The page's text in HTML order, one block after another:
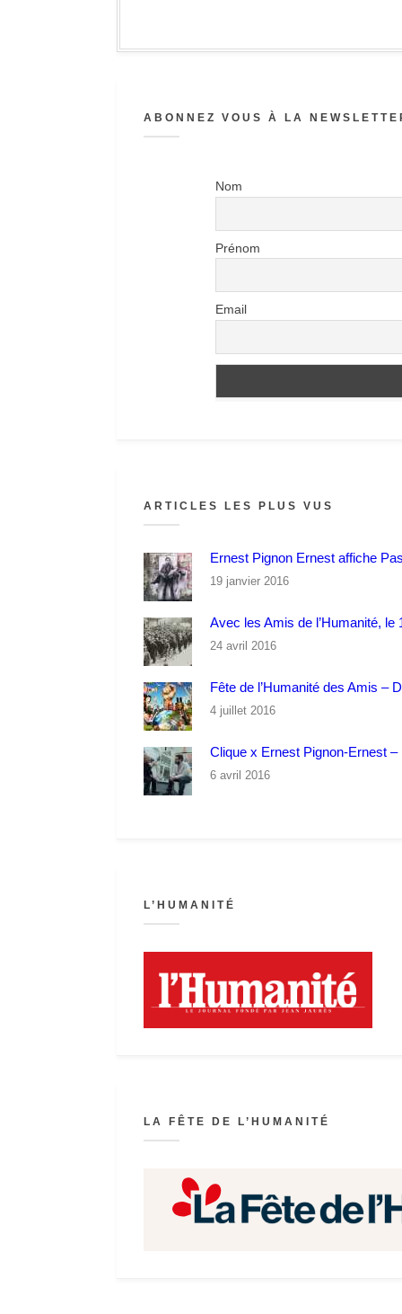
ABONNEZ VOUS À LA
Nom
Prénom
Email
ARTICLES LES PLUS VUS
Ernest Pignon Ernest affiche
19 janvier 2016
Avec les Amis de l’Humanité, le
24 avril 2016
Fête de l’Humanité des Amis –
4 juillet 2016
Clique x Ernest Pignon-Ernest
6 avril 2016
L’HUMANITÉ
LA FÊTE DE L’HUMANITÉ